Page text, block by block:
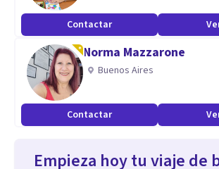
Contactar
Norma Mazzarone
Buenos Aires
Contactar
Empieza hoy tu viaje de